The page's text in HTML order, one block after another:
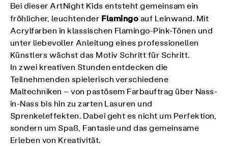
Bei dieser ArtNight Kids entsteht gemeinsam ein
fröhlicher, leuchtender Flamingo auf Leinwand. Mit
Acrylfarben in klassischen Flamingo-Pink-Tönen und
unter liebevoller Anleitung eines professionellen
Künstlers wächst das Motiv Schritt für Schritt.
In zwei kreativen Stunden entdecken die
Teilnehmenden spielerisch verschiedene
Maltechniken – von pastösem Farbauftrag über Nass-
in-Nass bis hin zu zarten Lasuren und
Sprenkeleffekten. Dabei geht es nicht um Perfektion,
sondern um Spaß, Fantasie und das gemeinsame
Erleben von Kreativität.